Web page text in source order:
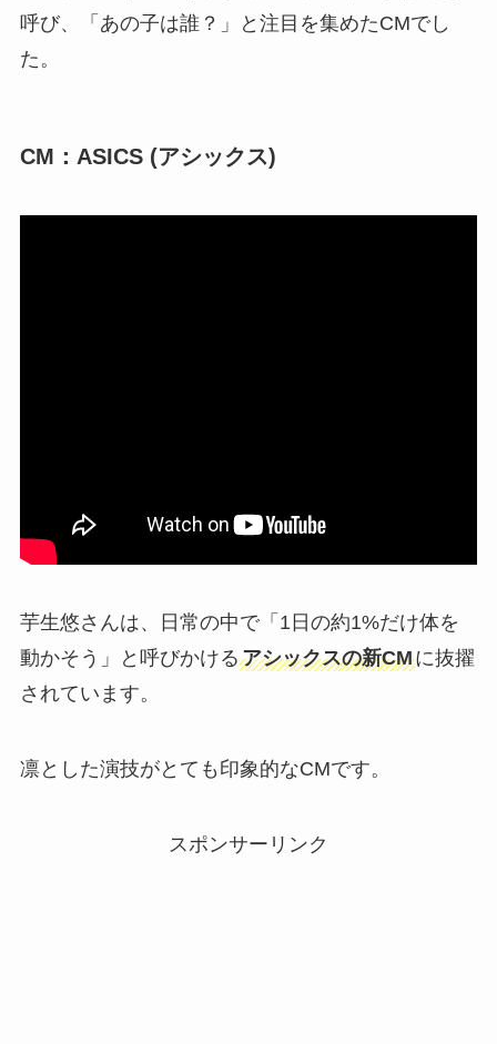
呼び、「あの子は誰？」と注目を集めたCMでし
た。
CM：ASICS (アシックス)
芋生悠さんは、日常の中で「1日の約1%だけ体を
動かそう」と呼びかけるアシックスの新CMに抜擢
されています。
凛とした演技がとても印象的なCMです。
スポンサーリンク